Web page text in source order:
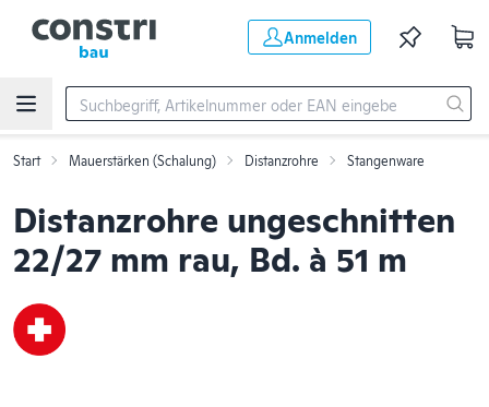
Anmelden
Start Mauerstärken (Schalung) Distanzrohre Stangenware
Distanzrohre ungeschnitten
22/27 mm rau, Bd. à 51 m